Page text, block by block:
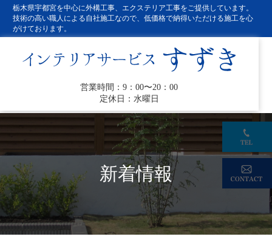
栃木県宇都宮を中心に外構工事、エクステリア工事をご提供しています。
技術の高い職人による自社施工なので、低価格で納得いただける施工を心
がけております。
営業時間：9：00〜20：00
定休日：水曜日
新着情報